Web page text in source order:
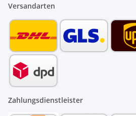
Versandarten
Zahlungsdienstleister